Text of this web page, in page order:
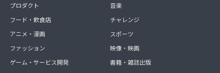
プロダクト
フード・飲食店
アニメ・漫画
ファッション
ゲーム・サービス開発
音楽
チャレンジ
スポーツ
映像・映画
書籍・雑誌出版